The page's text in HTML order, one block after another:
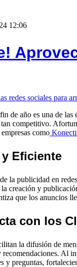
12:06
de año es una de las
competitivo.
como
Eficiente
la publicidad en
creación y
que los anuncios
con los
la difusión de
recomendaciones. Al
y preguntas,